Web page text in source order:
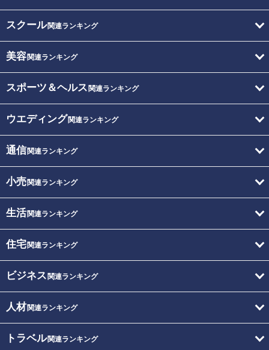
スクール関連ランキング
美容関連ランキング
スポーツ＆ヘルス 関連ランキング
ウエディング関連ランキング
通信関連ランキング
小売関連ランキング
生活関連ランキング
住宅関連ランキング
ビジネス 関連ランキング
人材関連ランキング
トラベル関連ランキング